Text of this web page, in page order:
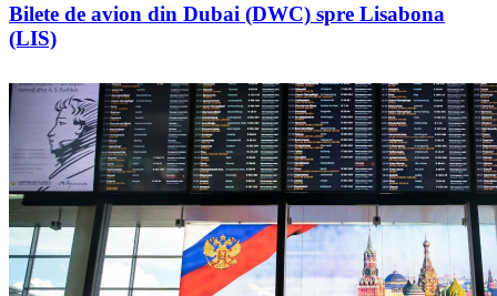
Bilete de avion din Dubai (DWC) spre Lisabona
(LIS)